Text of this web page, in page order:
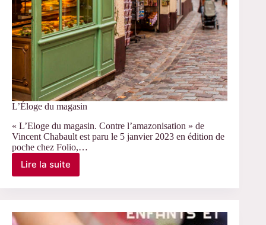
L’Éloge du magasin
« L’Eloge du magasin. Contre l’amazonisation » de
Vincent Chabault est paru le 5 janvier 2023 en édition de
poche chez Folio,…
Lire la suite
L’Éloge